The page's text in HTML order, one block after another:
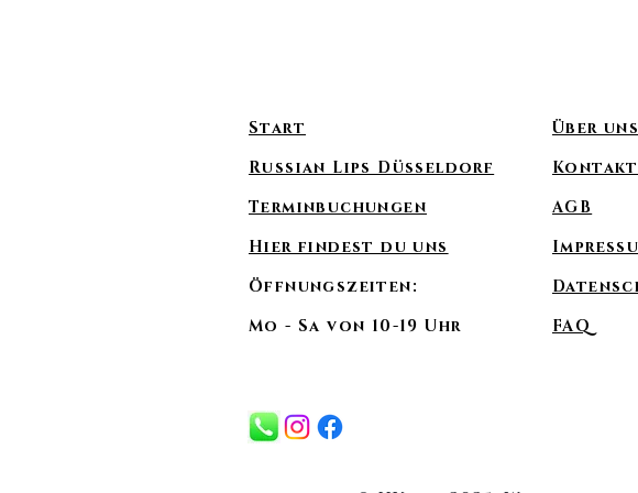
Start
Russian Lips Düsseldorf
Terminbuchungen
Hier findest du uns
Öffnungszeiten:
Mo - Sa von 10-19 Uhr
Über uns
Kontakt
AGB
FAQ